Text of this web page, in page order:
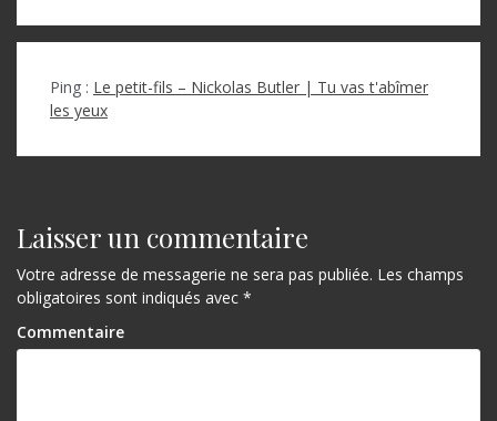
Ping : Le petit-fils – Nickolas Butler | Tu vas t'abîmer
les yeux
Laisser un commentaire
Votre adresse de messagerie ne sera pas publiée. Les champs
obligatoires sont indiqués avec *
Commentaire